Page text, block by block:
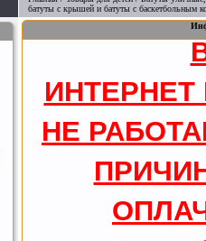
батуты с крышей и батуты с баскетбольным
НЕ